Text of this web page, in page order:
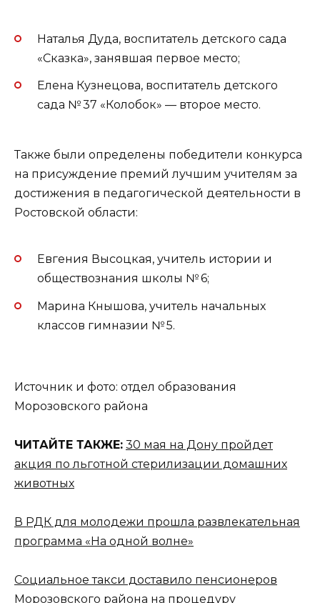
Наталья Дуда, воспитатель детского сада
«Сказка», занявшая первое место;
Елена Кузнецова, воспитатель детского
сада № 37 «Колобок» — второе место.
Также были определены победители конкурса
на присуждение премий лучшим учителям за
достижения в педагогической деятельности в
Ростовской области:
Евгения Высоцкая, учитель истории и
обществознания школы № 6;
Марина Кнышова, учитель начальных
классов гимназии № 5.
Источник и фото: отдел образования
Морозовского района
ЧИТАЙТЕ ТАКЖЕ: 30 мая на Дону пройдет
акция по льготной стерилизации домашних
животных
В РДК для молодежи прошла развлекательная
программа «На одной волне»
Социальное такси доставило пенсионеров
Морозовского района на процедуру